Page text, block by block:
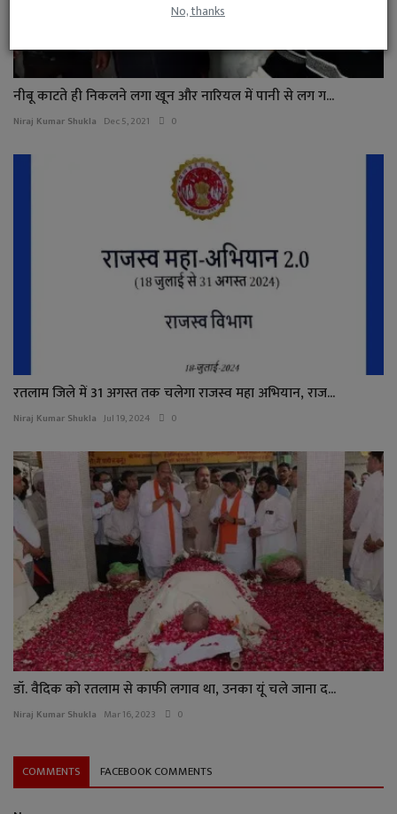
No, thanks
नीबू काटते ही निकलने लगा खून और नारियल में पानी से लग ग...
Niraj Kumar Shukla Dec 5, 2021 0
रतलाम जिले में 31 अगस्त तक चलेगा राजस्व महा अभियान, राज...
Niraj Kumar Shukla Jul 19, 2024 0
डॉ. वैदिक को रतलाम से काफी लगाव था, उनका यूं चले जाना द...
Niraj Kumar Shukla Mar 16, 2023 0
COMMENTS FACEBOOK COMMENTS